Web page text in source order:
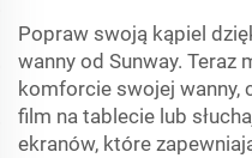
Popraw swoją kąpiel
wanny od Sunway. Teraz
komforcie swojej wanny,
film na tablecie lub
ekranów, które